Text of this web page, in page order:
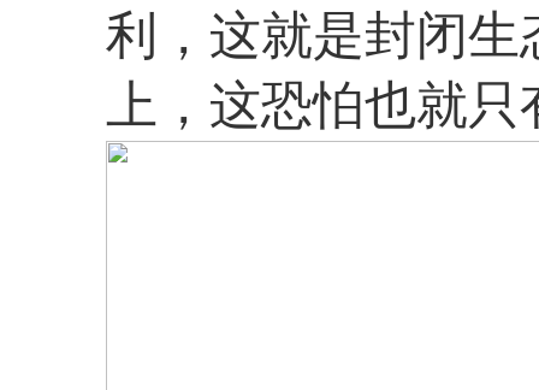
利，这就是封闭
上，这恐怕也就